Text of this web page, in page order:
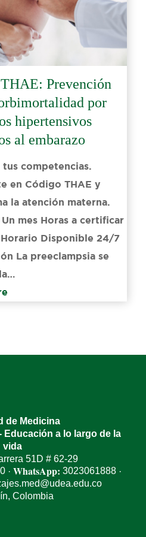
Prevención
por
hipertensivos
al embarazo
competencias.
en Código THAE y
la atención materna.
mes Horas a certificar​
Disponible 24/7
La preeclampsia se
de Medicina
Educación a lo largo de la
vida
51D # 62-29
· WhatsApp: 3023061888·
Colombia